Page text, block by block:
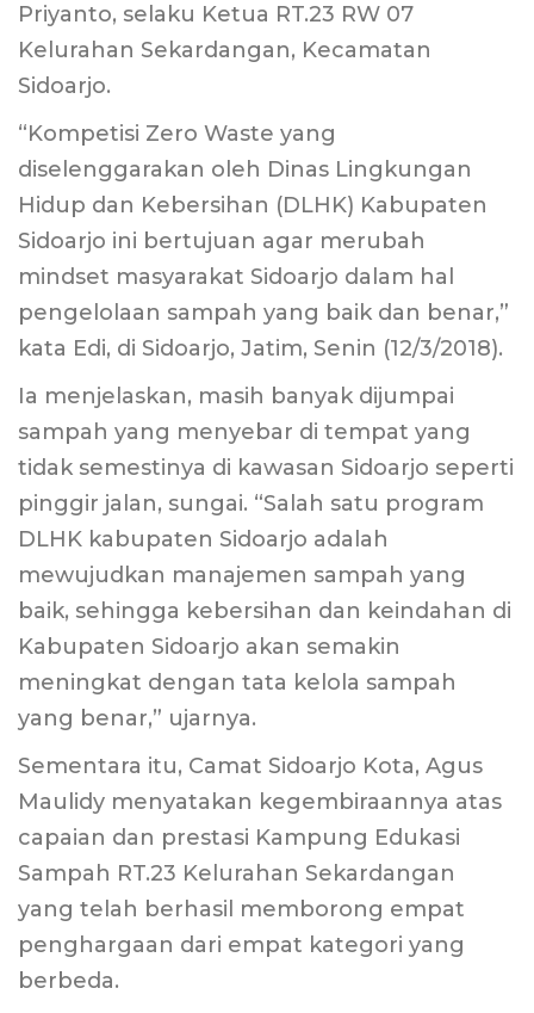
Priyanto, selaku Ketua RT.23 RW 07
Kelurahan Sekardangan, Kecamatan
Sidoarjo.
“Kompetisi Zero Waste yang
diselenggarakan oleh Dinas Lingkungan
Hidup dan Kebersihan (DLHK) Kabupaten
Sidoarjo ini bertujuan agar merubah
mindset masyarakat Sidoarjo dalam hal
pengelolaan sampah yang baik dan benar,”
kata Edi, di Sidoarjo, Jatim, Senin (12/3/2018).
Ia menjelaskan, masih banyak dijumpai
sampah yang menyebar di tempat yang
tidak semestinya di kawasan Sidoarjo seperti
pinggir jalan, sungai. “Salah satu program
DLHK kabupaten Sidoarjo adalah
mewujudkan manajemen sampah yang
baik, sehingga kebersihan dan keindahan di
Kabupaten Sidoarjo akan semakin
meningkat dengan tata kelola sampah
yang benar,” ujarnya.
Sementara itu, Camat Sidoarjo Kota, Agus
Maulidy menyatakan kegembiraannya atas
capaian dan prestasi Kampung Edukasi
Sampah RT.23 Kelurahan Sekardangan
yang telah berhasil memborong empat
penghargaan dari empat kategori yang
berbeda.